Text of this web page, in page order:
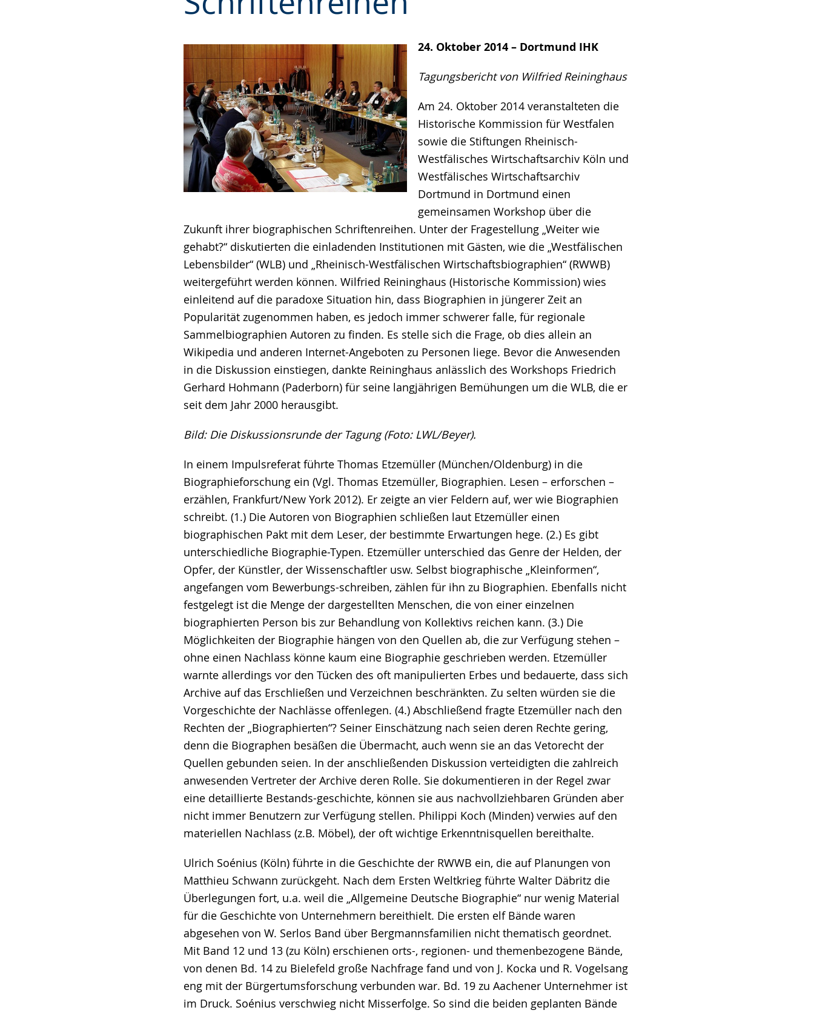
24. Oktober 2014 – Dortmund IHK
Tagungsbericht von Wilfried Reininghaus
Am 24. Oktober 2014 veranstalteten die
Historische Kommission für Westfalen
sowie die Stiftungen Rheinisch-
Westfälisches Wirtschaftsarchiv Köln und
Westfälisches Wirtschaftsarchiv
Dortmund in Dortmund einen
gemeinsamen Workshop über die
Zukunft ihrer biographischen Schriftenreihen. Unter der Fragestellung „Weiter wie
gehabt?“ diskutierten die einladenden Institutionen mit Gästen, wie die „Westfälischen
Lebensbilder“ (WLB) und „Rheinisch-Westfälischen Wirtschaftsbiographien“ (RWWB)
weitergeführt werden können. Wilfried Reininghaus (Historische Kommission) wies
einleitend auf die paradoxe Situation hin, dass Biographien in jüngerer Zeit an
Popularität zugenommen haben, es jedoch immer schwerer falle, für regionale
Sammelbiographien Autoren zu finden. Es stelle sich die Frage, ob dies allein an
Wikipedia und anderen Internet-Angeboten zu Personen liege. Bevor die Anwesenden
in die Diskussion einstiegen, dankte Reininghaus anlässlich des Workshops Friedrich
Gerhard Hohmann (Paderborn) für seine langjährigen Bemühungen um die WLB, die er
seit dem Jahr 2000 herausgibt.
Bild: Die Diskussionsrunde der Tagung (Foto: LWL/Beyer).
In einem Impulsreferat führte Thomas Etzemüller (München/Oldenburg) in die
Biographieforschung ein (Vgl. Thomas Etzemüller, Biographien. Lesen – erforschen –
erzählen, Frankfurt/New York 2012). Er zeigte an vier Feldern auf, wer wie Biographien
schreibt. (1.) Die Autoren von Biographien schließen laut Etzemüller einen
biographischen Pakt mit dem Leser, der bestimmte Erwartungen hege. (2.) Es gibt
unterschiedliche Biographie-Typen. Etzemüller unterschied das Genre der Helden, der
Opfer, der Künstler, der Wissenschaftler usw. Selbst biographische „Kleinformen“,
angefangen vom Bewerbungs-schreiben, zählen für ihn zu Biographien. Ebenfalls nicht
festgelegt ist die Menge der dargestellten Menschen, die von einer einzelnen
biographierten Person bis zur Behandlung von Kollektivs reichen kann. (3.) Die
Möglichkeiten der Biographie hängen von den Quellen ab, die zur Verfügung stehen –
ohne einen Nachlass könne kaum eine Biographie geschrieben werden. Etzemüller
warnte allerdings vor den Tücken des oft manipulierten Erbes und bedauerte, dass sich
Archive auf das Erschließen und Verzeichnen beschränkten. Zu selten würden sie die
Vorgeschichte der Nachlässe offenlegen. (4.) Abschließend fragte Etzemüller nach den
Rechten der „Biographierten“? Seiner Einschätzung nach seien deren Rechte gering,
denn die Biographen besäßen die Übermacht, auch wenn sie an das Vetorecht der
Quellen gebunden seien. In der anschließenden Diskussion verteidigten die zahlreich
anwesenden Vertreter der Archive deren Rolle. Sie dokumentieren in der Regel zwar
eine detaillierte Bestands-geschichte, können sie aus nachvollziehbaren Gründen aber
nicht immer Benutzern zur Verfügung stellen. Philippi Koch (Minden) verwies auf den
materiellen Nachlass (z.B. Möbel), der oft wichtige Erkenntnisquellen bereithalte.
Ulrich Soénius (Köln) führte in die Geschichte der RWWB ein, die auf Planungen von
Matthieu Schwann zurückgeht. Nach dem Ersten Weltkrieg führte Walter Däbritz die
Überlegungen fort, u.a. weil die „Allgemeine Deutsche Biographie“ nur wenig Material
für die Geschichte von Unternehmern bereithielt. Die ersten elf Bände waren
abgesehen von W. Serlos Band über Bergmannsfamilien nicht thematisch geordnet.
Mit Band 12 und 13 (zu Köln) erschienen orts-, regionen- und themenbezogene Bände,
von denen Bd. 14 zu Bielefeld große Nachfrage fand und von J. Kocka und R. Vogelsang
eng mit der Bürgertumsforschung verbunden war. Bd. 19 zu Aachener Unternehmer ist
im Druck. Soénius verschwieg nicht Misserfolge. So sind die beiden geplanten Bände